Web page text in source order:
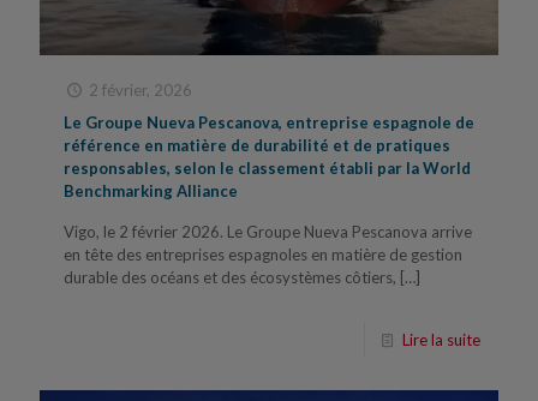
2 février, 2026
Le Groupe Nueva Pescanova, entreprise espagnole de
référence en matière de durabilité et de pratiques
responsables, selon le classement établi par la World
Benchmarking Alliance
Vigo, le 2 février 2026. Le Groupe Nueva Pescanova arrive
en tête des entreprises espagnoles en matière de gestion
durable des océans et des écosystèmes côtiers, […]
Lire la suite